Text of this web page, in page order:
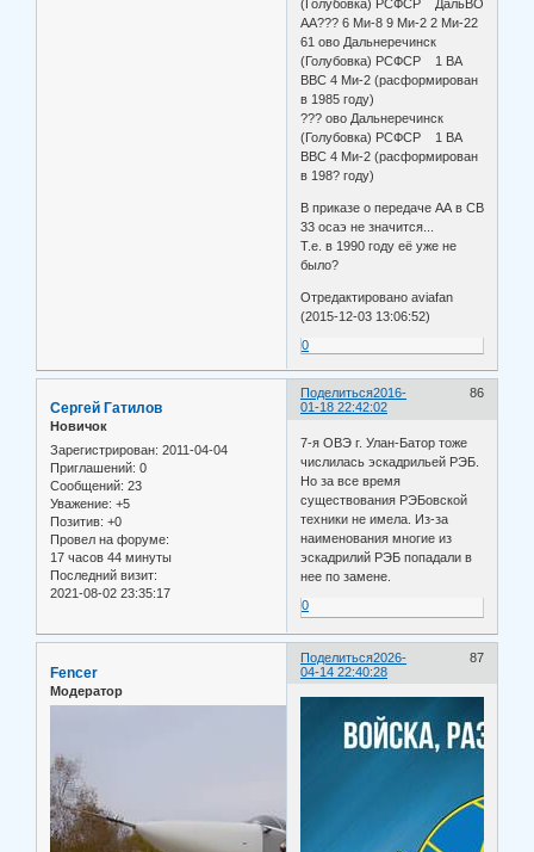
(Голубовка) РСФСР ДальВО
АА??? 6 Ми-8 9 Ми-2 2 Ми-22
61 ово Дальнеречинск
(Голубовка) РСФСР 1 ВА
ВВС 4 Ми-2 (расформирован
в 1985 году)
??? ово Дальнеречинск
(Голубовка) РСФСР 1 ВА
ВВС 4 Ми-2 (расформирован
в 198? году)
В приказе о передаче АА в СВ
33 осаэ не значится...
Т.е. в 1990 году её уже не
было?
Отредактировано aviafan
(2015-12-03 13:06:52)
0
Поделиться 86
2016-
01-18 22:42:02
Сергей Гатилов
Новичок
Зарегистрирован: 2011-04-04
Приглашений: 0
Сообщений: 23
Уважение: +5
Позитив: +0
Провел на форуме:
17 часов 44 минуты
Последний визит:
2021-08-02 23:35:17
7-я ОВЭ г. Улан-Батор тоже
числилась эскадрильей РЭБ.
Но за все время
существования РЭБовской
техники не имела. Из-за
наименования многие из
эскадрилий РЭБ попадали в
нее по замене.
0
Поделиться 87
2026-
04-14 22:40:28
Fencer
Модератор